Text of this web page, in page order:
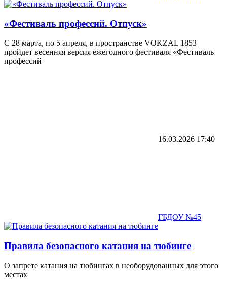
«Фестиваль профессий. Отпуск»
С 28 марта, по 5 апреля, в пространстве VOKZAL 1853
пройдет весенняя версия ежегодного фестиваля «Фестиваль
профессий
16.03.2026 17:40
ГБДОУ №45
Правила безопасного катания на тюбинге
О запрете катания на тюбингах в необорудованных для этого
местах